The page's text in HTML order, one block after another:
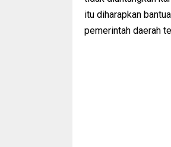
itu diharapkan
pemerintah daerah